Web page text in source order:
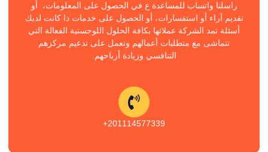
راسلنا واتساب للمساعدة ع في الحصول على المعلومات، أو
تقديم آراء أو استفسارات، أو الحصول على خدمات ذا كانت لديك
أسئلة تمد الشركة عملائها بكافة الحلول اللوجستية الفعالة التي
تتماشى مع متطلبات أعمالهم وتعمل على تدعيم مركزهم
التنافسي وزيادة أرباحهم.
201114577339+